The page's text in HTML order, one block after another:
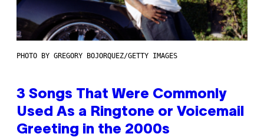
PHOTO BY GREGORY BOJORQUEZ/GETTY IMAGES
3 Songs That Were Commonly
Used As a Ringtone or Voicemail
Greeting in the 2000s